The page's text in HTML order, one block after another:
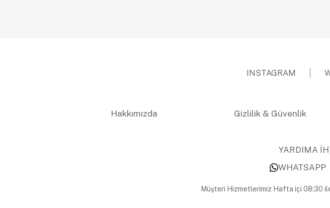
INSTAGRAM
Hakkımızda Gizlilik & Güvenlik
YARDIMA
WHATSAPP
Müşteri Hizmetlerimiz Hafta içi 08:30